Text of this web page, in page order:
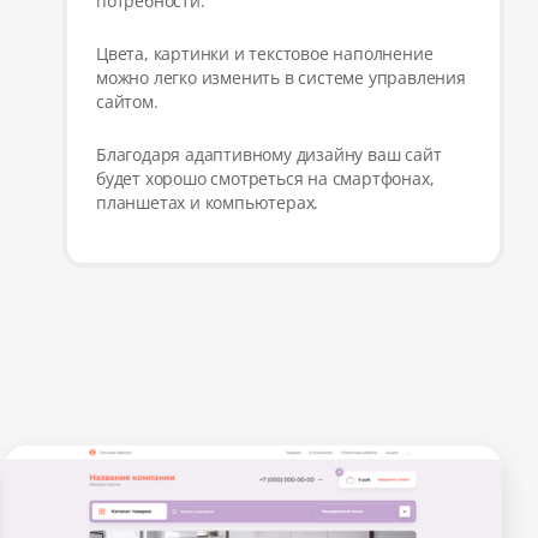
Цвета, картинки и текстовое наполнение
можно легко изменить в системе управления
сайтом.
Благодаря адаптивному дизайну ваш сайт
будет хорошо смотреться на смартфонах,
планшетах и компьютерах.